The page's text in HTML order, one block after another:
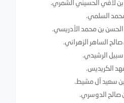
بن لافي الحسيني الشمري.
السلمي.
بن محمد الأدريسي.
الساهر الزهراني.
سبيل الرشيدي.
الكريديس.
بن سعيد آل مشيط.
صالح الدوسري.